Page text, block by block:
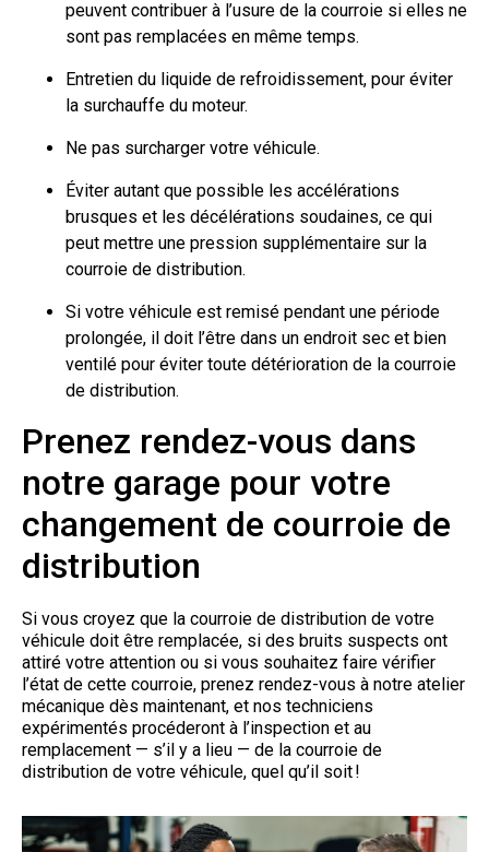
peuvent contribuer à l’usure de la courroie si elles ne
sont pas remplacées en même temps.
Entretien du liquide de refroidissement, pour éviter
la surchauffe du moteur.
Ne pas surcharger votre véhicule.
Éviter autant que possible les accélérations
brusques et les décélérations soudaines, ce qui
peut mettre une pression supplémentaire sur la
courroie de distribution.
Si votre véhicule est remisé pendant une période
prolongée, il doit l’être dans un endroit sec et bien
ventilé pour éviter toute détérioration de la courroie
de distribution.
Prenez rendez-vous dans
notre garage pour votre
changement de courroie de
distribution
Si vous croyez que la courroie de distribution de votre
véhicule doit être remplacée, si des bruits suspects ont
attiré votre attention ou si vous souhaitez faire vérifier
l’état de cette courroie, prenez rendez-vous à notre atelier
mécanique dès maintenant, et nos techniciens
expérimentés procéderont à l’inspection et au
remplacement — s’il y a lieu — de la courroie de
distribution de votre véhicule, quel qu’il soit !